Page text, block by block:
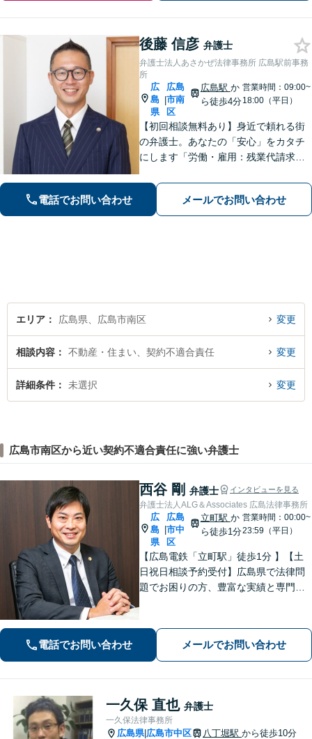
後藤 信彦 弁護士
弁護士法人あさかぜ法律事務所 広島駅前事務
所
広
島
県
|
広島
市南
区
広島駅 か
ら徒歩4分
営業時間：09:00~
18:00（平日）
【初回相談無料あり】身近で頼れる街
の弁護士。あなたの「安心」をカタチ
にします「労働・雇用：残業代請求、
実績が豊富」「不動産：不動産を相続
すべきか、放棄すべきか冷静に判断で
きるようサポートいたします」【広島
電話でお問い合わせ メールでお問い合わせ
エリア 広島県、広島市南区 変更
相談内容 不動産・住まい、契約不適合責任 変更
詳細条件 未選択 変更
広島市南区から近い契約不適合責任に強い弁護士
西谷 剛 弁護士 インタビューを見る
弁護士法人ALG＆Associates 広島法律事務所
広
島
県
広島
市中
区
立町駅 か
ら徒歩1分
営業時間：00:00~
23:59（平日）
【広島電鉄「立町駅」徒歩1分 】【土
日祝日相談予約受付】広島県で法律問
題でお困りの方、豊富な実績と専門性
電話でお問い合わせ メールでお問い合わせ
一久保 直也 弁護士
一久保法律事務所
広島県| 広島市中区 八丁堀駅 から徒歩10分